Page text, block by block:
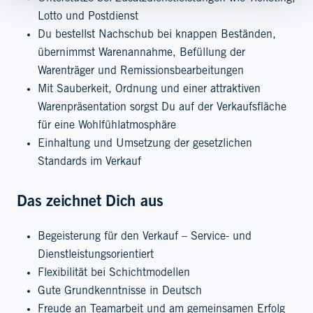
Lotto und Postdienst
Du bestellst Nachschub bei knappen Beständen,
übernimmst Warenannahme, Befüllung der
Warenträger und Remissionsbearbeitungen
Mit Sauberkeit, Ordnung und einer attraktiven
Warenpräsentation sorgst Du auf der Verkaufsfläche
für eine Wohlfühlatmosphäre
Einhaltung und Umsetzung der gesetzlichen
Standards im Verkauf
Das zeichnet Dich aus
Begeisterung für den Verkauf – Service- und
Dienstleistungsorientiert
Flexibilität bei Schichtmodellen
Gute Grundkenntnisse in Deutsch
Freude an Teamarbeit und am gemeinsamen Erfolg